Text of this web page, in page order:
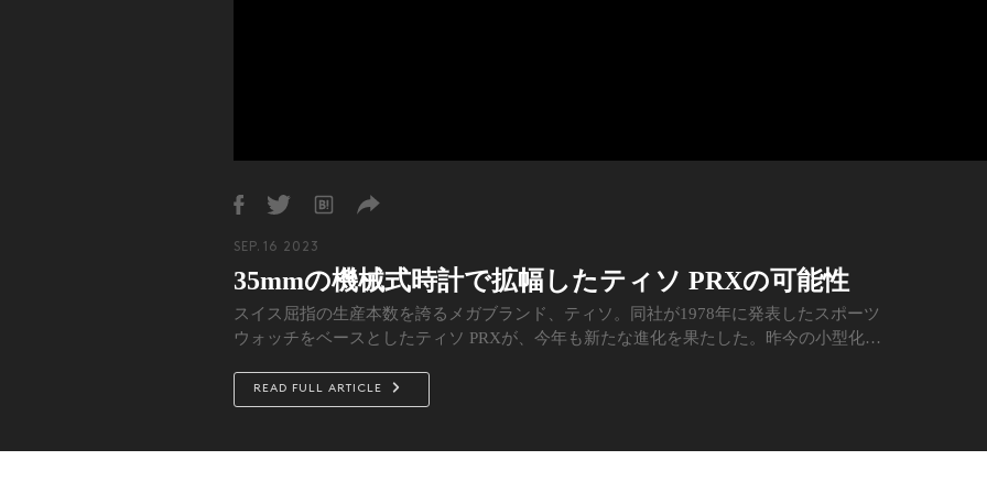
SEP. 16 2023
35mmの機械式時計で拡幅したティソ PRXの可能性
スイス屈指の生産本数を誇るメガブランド、ティソ。同社が1978年に発表したスポーツ
ウォッチをベースとしたティソ PRXが、今年も新たな進化を果たした。昨今の小型化の
時計愛好家から入門者にまで刺さるポテンシャルを秘めている。
READ FULL ARTICLE